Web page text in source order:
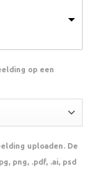
op een
uploaden. De
png, .pdf, .ai, psd